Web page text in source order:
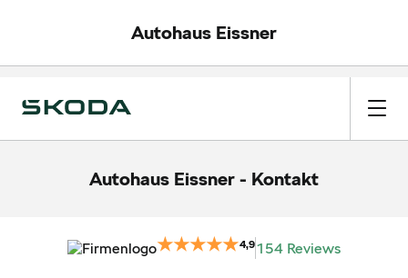
Autohaus Eissner
Autohaus Eissner - Kontakt
4,9154 Reviews